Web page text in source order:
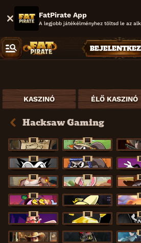
FatPirate App
A legjobb játékélményhez töltsd le az
KASZINÓ ÉLŐ KASZINÓ
Hacksaw Gaming
ÚJ
Le Bandit
ÚJ
Le Fisherman
ÚJ
RIP City
ÚJ
Le Pharaoh Hot
ÚJ
Fist of Destruction
ÚJ
Le Bunny Le
ÚJ
Danny Dollar FRKN Bananas Xmas
ÚJ
Miami Mayhem
ÚJ
The Luxe
2 Wild 2 Die Hand of Anubis